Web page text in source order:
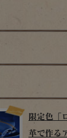
限定色「
革で作る